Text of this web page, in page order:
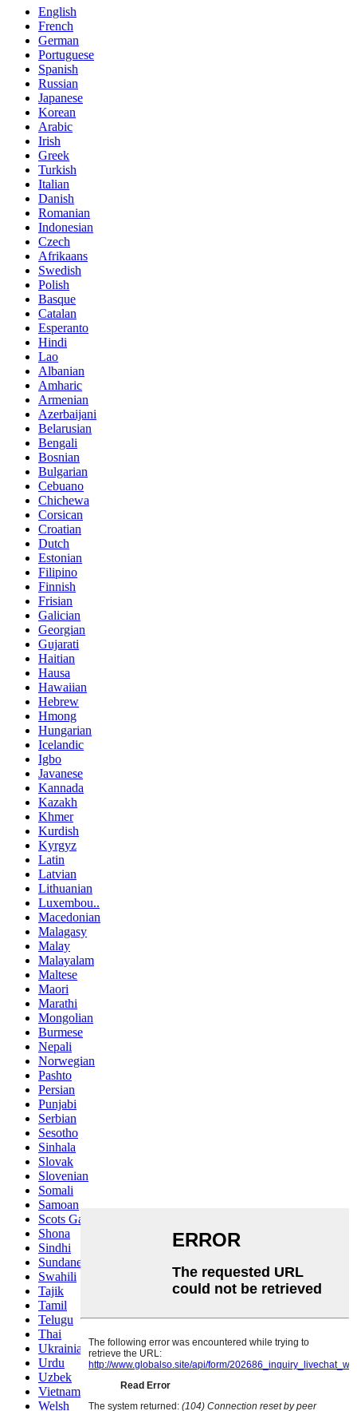
English
French
German
Portuguese
Spanish
Russian
Japanese
Korean
Arabic
Irish
Greek
Turkish
Italian
Danish
Romanian
Indonesian
Czech
Afrikaans
Swedish
Polish
Basque
Catalan
Esperanto
Hindi
Lao
Albanian
Amharic
Armenian
Azerbaijani
Belarusian
Bengali
Bosnian
Bulgarian
Cebuano
Chichewa
Corsican
Croatian
Dutch
Estonian
Filipino
Finnish
Frisian
Galician
Georgian
Gujarati
Haitian
Hausa
Hawaiian
Hebrew
Hmong
Hungarian
Icelandic
Igbo
Javanese
Kannada
Kazakh
Khmer
Kurdish
Kyrgyz
Latin
Latvian
Lithuanian
Luxembou..
Macedonian
Malagasy
Malay
Malayalam
Maltese
Maori
Marathi
Mongolian
Burmese
Nepali
Norwegian
Pashto
Persian
Punjabi
Serbian
Sesotho
Sinhala
Slovak
Slovenian
Somali
Samoan
Scots Gaelic
Shona
Sindhi
Sundanese
Swahili
Tajik
Tamil
Telugu
Thai
Ukrainian
Urdu
Uzbek
Vietnamese
Welsh